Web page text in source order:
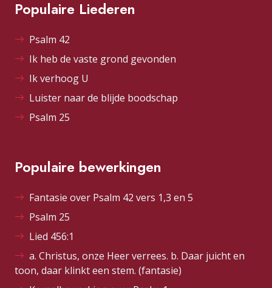
Populaire Liederen
Psalm 42
Ik heb de vaste grond gevonden
Ik verhoog U
Luister naar de blijde boodschap
Psalm 25
Populaire bewerkingen
Fantasie over Psalm 42 vers 1,3 en 5
Psalm 25
Lied 456:1
a. Christus, onze Heer verrees. b. Daar juicht en
toon, daar klinkt een stem. (fantasie)